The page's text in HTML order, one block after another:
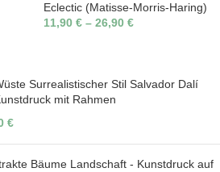
Eclectic (Matisse-Morris-Haring)
11,90 € – 26,90 €
Surrealistischer Stil Salvador Dalí
mit Rahmen
€
Bäume Landschaft - Kunstdruck auf